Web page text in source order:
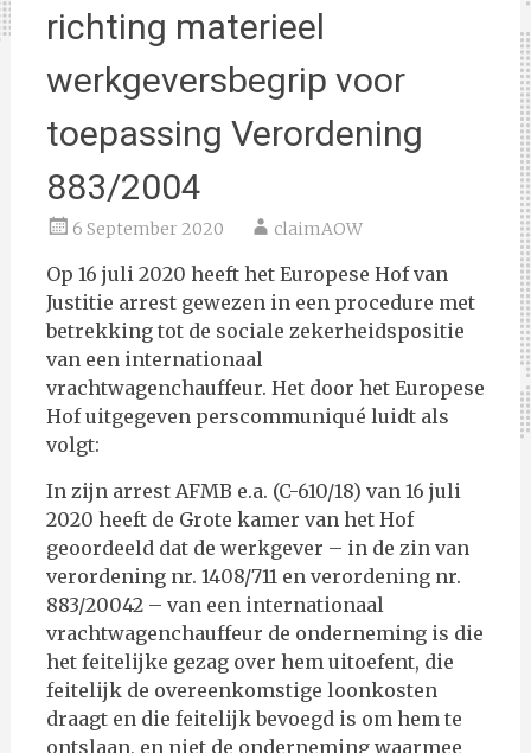
richting materieel
werkgeversbegrip voor
toepassing Verordening
883/2004
6 September 2020 claimAOW
Op 16 juli 2020 heeft het Europese Hof van
Justitie arrest gewezen in een procedure met
betrekking tot de sociale zekerheidspositie
van een internationaal
vrachtwagenchauffeur. Het door het Europese
Hof uitgegeven perscommuniqué luidt als
volgt:
In zijn arrest AFMB e.a. (C-610/18) van 16 juli
2020 heeft de Grote kamer van het Hof
geoordeeld dat de werkgever – in de zin van
verordening nr. 1408/711 en verordening nr.
883/20042 – van een internationaal
vrachtwagenchauffeur de onderneming is die
het feitelijke gezag over hem uitoefent, die
feitelijk de overeenkomstige loonkosten
draagt en die feitelijk bevoegd is om hem te
ontslaan, en niet de onderneming waarmee